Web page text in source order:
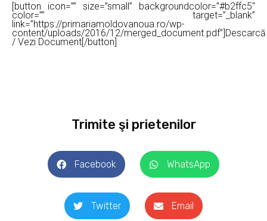
[button icon=”” size=”small” backgroundcolor=”#b2ffc5″
color=”” target=”_blank”
link=”https://primariamoldovanoua.ro/wp-
content/uploads/2016/12/merged_document.pdf”]Descarcă
/ Vezi Document[/button]
Trimite şi prietenilor
Facebook WhatsApp
Twitter Email